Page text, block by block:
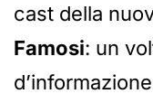
cast della
Famosi: un